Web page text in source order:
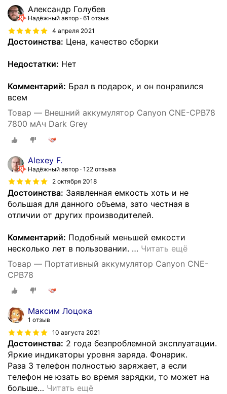
Александр Голубев
Надёжный автор 61 отзыв
4 апреля 2021
Достоинства: Цена, качество сборки
Недостатки: Нет
Комментарий: Брал в подарок, и он понравился
всем
Товар — Внешний аккумулятор Canyon CNE-CPB78
7800 мАч Dark Grey
Alexey F.
Надёжный автор 122 отзыва
2 октября 2018
Достоинства: Заявленная емкость хоть и не
большая для данного объема, зато честная в
отличии от других производителей.
Комментарий: Подобный меньшей емкости
несколько лет в пользовании. … Читать ещё
Товар — Портативный аккумулятор Canyon CNE-
CPB78
Максим Лоцока
1 отзыв
10 августа 2021
Достоинства: 2 года безпроблемной эксплуатации.
Яркие индикаторы уровня заряда. Фонарик.
Раза 3 телефон полностью заряжает, а если
телефон не юзать во время зарядки, то может на
больше… Читать ещё